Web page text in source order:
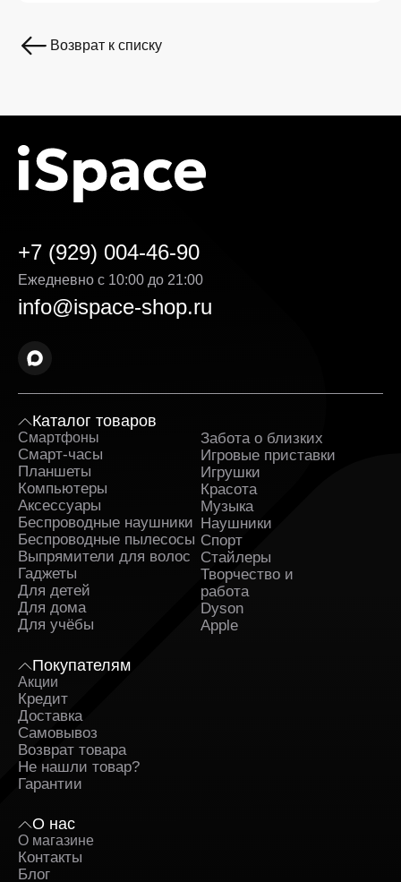
Возврат к списку
+7 (929) 004-46-90
Ежедневно с 10:00 до 21:00
info@ispace-shop.ru
Каталог товаров
Смартфоны
Смарт-часы
Планшеты
Компьютеры
Аксессуары
Беспроводные наушники
Беспроводные пылесосы
Выпрямители для волос
Гаджеты
Для детей
Для дома
Для учёбы
Забота о близких
Игровые приставки
Игрушки
Красота
Музыка
Наушники
Спорт
Стайлеры
Творчество и
работа
Dyson
Apple
Покупателям
Акции
Кредит
Доставка
Самовывоз
Возврат товара
Не нашли товар?
Гарантии
О нас
О магазине
Контакты
Блог